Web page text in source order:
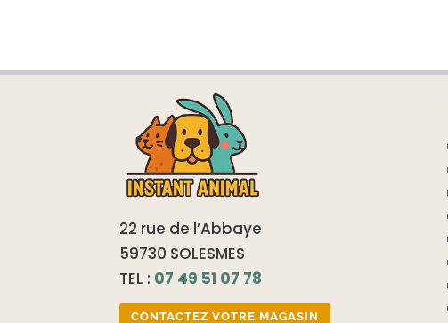
22 rue de l’Abbaye
59730 SOLESMES
TEL : 07 49 51 07 78
CONTACTEZ VOTRE MAGASIN